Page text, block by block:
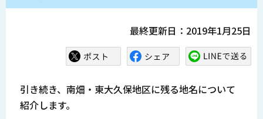
す
最終更新日：2019年1月25日
引き続き、南畑・東大久保地区に残る地名について
紹介します。